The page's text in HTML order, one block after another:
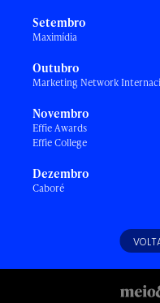
Setembro
Maximídia
Outubro
Marketing Network
Novembro
Effie Awards
Effie College
Dezembro
Caboré